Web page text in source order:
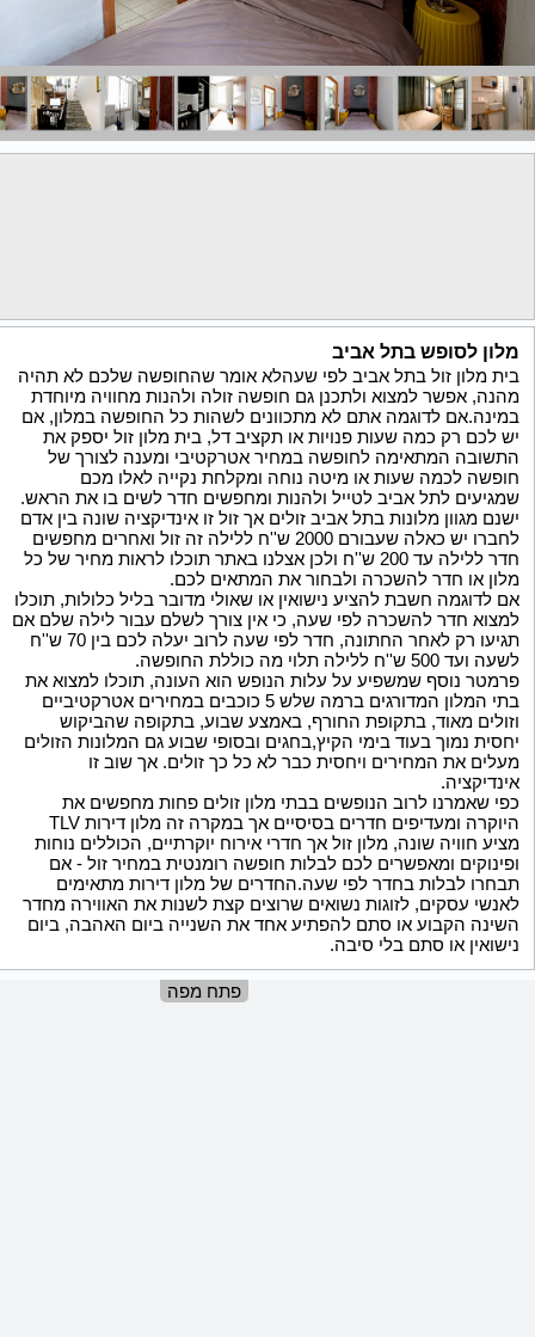
מלון לסופש בתל אביב
בית מלון זול בתל אביב לפי שעהלא אומר שהחופשה שלכם לא תהיה
מהנה, אפשר למצוא ולתכנן גם חופשה זולה ולהנות מחוויה מיוחדת
במינה.אם לדוגמה אתם לא מתכוונים לשהות כל החופשה במלון, אם
יש לכם רק כמה שעות פנויות או תקציב דל, בית מלון זול יספק את
התשובה המתאימה לחופשה במחיר אטרקטיבי ומענה לצורך של
חופשה לכמה שעות או מיטה נוחה ומקלחת נקייה לאלו מכם
שמגיעים לתל אביב לטייל ולהנות ומחפשים חדר לשים בו את הראש.
ישנם מגוון מלונות בתל אביב זולים אך זול זו אינדיקציה שונה בין אדם
לחברו יש כאלה שעבורם 2000 ש''ח ללילה זה זול ואחרים מחפשים
חדר ללילה עד 200 ש''ח ולכן אצלנו באתר תוכלו לראות מחיר של כל
מלון או חדר להשכרה ולבחור את המתאים לכם.
אם לדוגמה חשבת להציע נישואין או שאולי מדובר בליל כלולות, תוכלו
למצוא חדר להשכרה לפי שעה, כי אין צורך לשלם עבור לילה שלם אם
תגיעו רק לאחר החתונה, חדר לפי שעה לרוב יעלה לכם בין 70 ש''ח
לשעה ועד 500 ש''ח ללילה תלוי מה כוללת החופשה.
פרמטר נוסף שמשפיע על עלות הנופש הוא העונה, תוכלו למצוא את
בתי המלון המדורגים ברמה שלש 5 כוכבים במחירים אטרקטיביים
וזולים מאוד, בתקופת החורף, באמצע שבוע, בתקופה שהביקוש
יחסית נמוך בעוד בימי הקיץ,בחגים ובסופי שבוע גם המלונות הזולים
מעלים את המחירים ויחסית כבר לא כל כך זולים. אך שוב זו
אינדיקציה.
כפי שאמרנו לרוב הנופשים בבתי מלון זולים פחות מחפשים את
היוקרה ומעדיפים חדרים בסיסיים אך במקרה זה מלון דירות TLV
מציע חוויה שונה, מלון זול אך חדרי אירוח יוקרתיים, הכוללים נוחות
ופינוקים ומאפשרים לכם לבלות חופשה רומנטית במחיר זול - אם
תבחרו לבלות בחדר לפי שעה.החדרים של מלון דירות מתאימים
לאנשי עסקים, לזוגות נשואים שרוצים קצת לשנות את האווירה מחדר
השינה הקבוע או סתם להפתיע אחד את השנייה ביום האהבה, ביום
נישואין או סתם בלי סיבה.
פתח מפה